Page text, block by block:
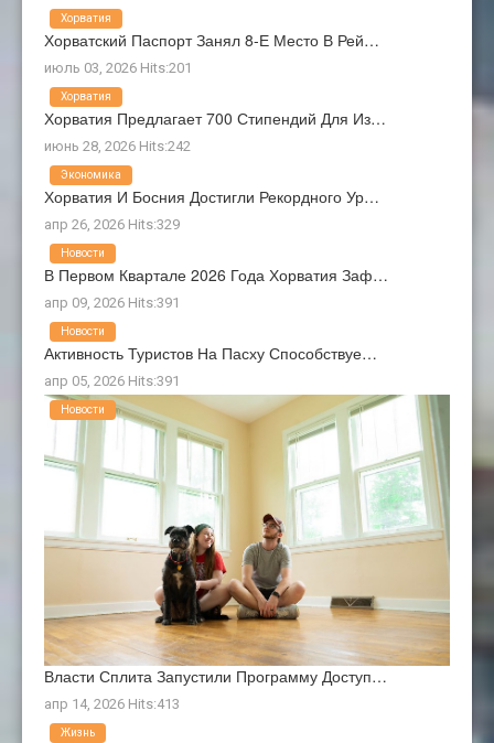
Хорватский Паспорт Занял 8-Е Место В Рей…
июль 03, 2026 Hits:201
Хорватия
Хорватия Предлагает 700 Стипендий Для Из…
июнь 28, 2026 Hits:242
Хорватия
Хорватия И Босния Достигли Рекордного Ур…
апр 26, 2026 Hits:329
Экономика
В Первом Квартале 2026 Года Хорватия Заф…
апр 09, 2026 Hits:391
Новости
Активность Туристов На Пасху Способствуе…
апр 05, 2026 Hits:391
Новости
Власти Сплита Запустили Программу Доступ…
апр 14, 2026 Hits:413
Новости
Жизнь